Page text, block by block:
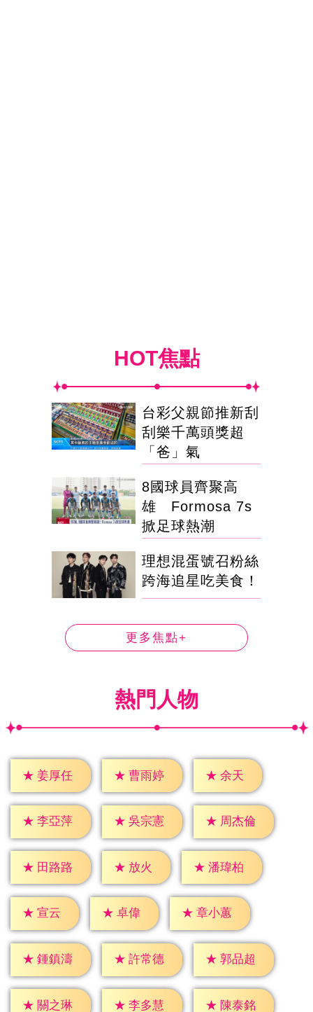
HOT焦點
台彩父親節推新刮
刮樂千萬頭獎超
「爸」氣
8國球員齊聚高
雄 Formosa 7s
掀足球熱潮
理想混蛋號召粉絲
跨海追星吃美食！
更多焦點+
熱門人物
★ 姜厚任 ★ 曹雨婷 ★ 余天
★ 李亞萍 ★ 吳宗憲 ★ 周杰倫
★ 田路路 ★ 放火 ★ 潘瑋柏
★ 宣云 ★ 卓偉 ★ 章小蕙
★ 鍾鎮濤 ★ 許常德 ★ 郭品超
★ 關之琳 ★ 李多慧 ★ 陳泰銘